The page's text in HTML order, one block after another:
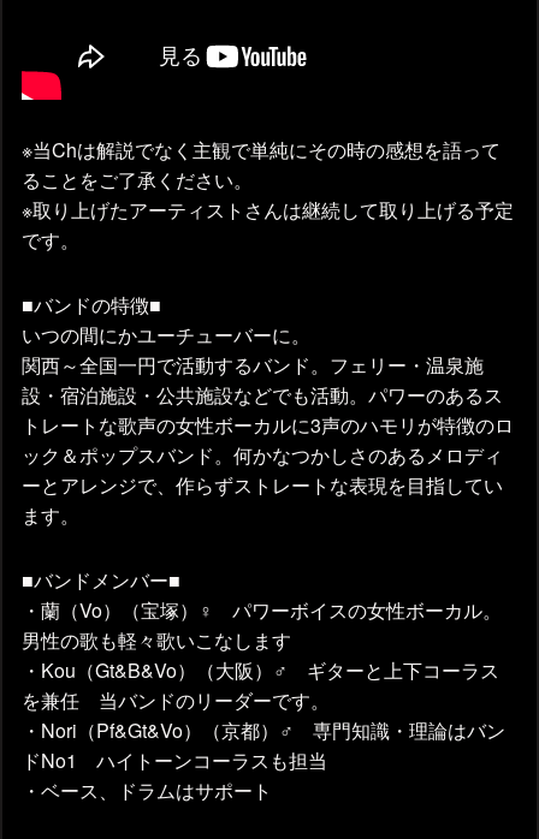
※当Chは解説でなく主観で単純にその時の感想を語って
ることをご了承ください。
※取り上げたアーティストさんは継続して取り上げる予定
です。
■バンドの特徴■
いつの間にかユーチューバーに。
関西～全国一円で活動するバンド。フェリー・温泉施
設・宿泊施設・公共施設などでも活動。パワーのあるス
トレートな歌声の女性ボーカルに3声のハモリが特徴のロ
ック＆ポップスバンド。何かなつかしさのあるメロディ
ーとアレンジで、作らずストレートな表現を目指してい
ます。
■バンドメンバー■
・蘭（Vo）（宝塚）♀ パワーボイスの女性ボーカル。
男性の歌も軽々歌いこなします
・Kou（Gt&B&Vo）（大阪）♂ ギターと上下コーラス
を兼任 当バンドのリーダーです。
・Nori（Pf&Gt&Vo）（京都）♂ 専門知識・理論はバン
ドNo1 ハイトーンコーラスも担当
・ベース、ドラムはサポート